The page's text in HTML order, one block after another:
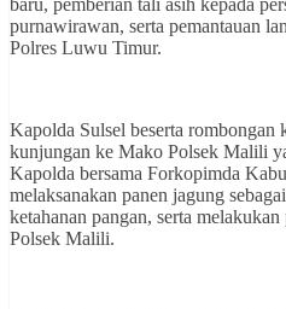
baru, pemberian tali asih kepada
purnawirawan, serta pemantauan
Polres Luwu Timur.
Kapolda Sulsel beserta rombongan
kunjungan ke Mako Polsek Malili
Kapolda bersama Forkopimda
melaksanakan panen jagung
ketahanan pangan, serta
Polsek Malili.